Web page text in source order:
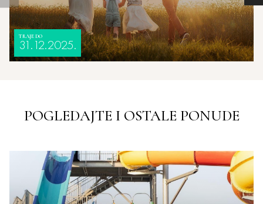
TRAJE DO
31.12.2025.
POGLEDAJTE I OSTALE PONUDE